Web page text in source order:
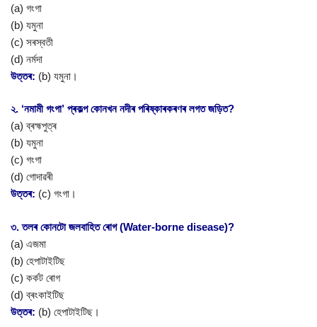
(a) গংগা
(b) যমুনা
(c) সৰস্বতী
(d) নৰ্মদা
উত্তৰ: (b) যমুনা।
২. ‘নমামী গংগা’ প্ৰকল্প কোনখন নদীৰ পৰিষ্কাৰকৰণৰ লগত জড়িত?
(a) ব্ৰহ্মপুত্ৰ
(b) যমুনা
(c) গংগা
(d) গোদাৱৰী
উত্তৰ: (c) গংগা।
৩. তলৰ কোনটো জলবাহিত ৰোগ (Water-borne disease)?
(a) এজমা
(b) হেপাটাইটিছ
(c) কৰ্কট ৰোগ
(d) ব্ৰংকাইটিছ
উত্তৰ: (b) হেপাটাইটিছ।